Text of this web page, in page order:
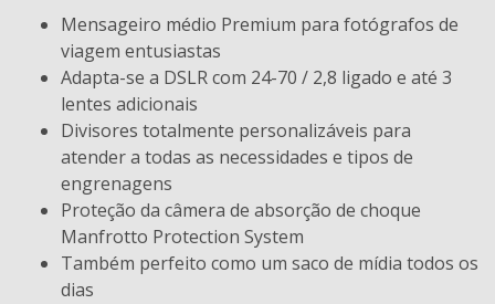
Mensageiro médio Premium para fotógrafos de
viagem entusiastas
Adapta-se a DSLR com 24-70 / 2,8 ligado e até 3
lentes adicionais
Divisores totalmente personalizáveis ​​para
atender a todas as necessidades e tipos de
engrenagens
Proteção da câmera de absorção de choque
Manfrotto Protection System
Também perfeito como um saco de mídia todos os
dias